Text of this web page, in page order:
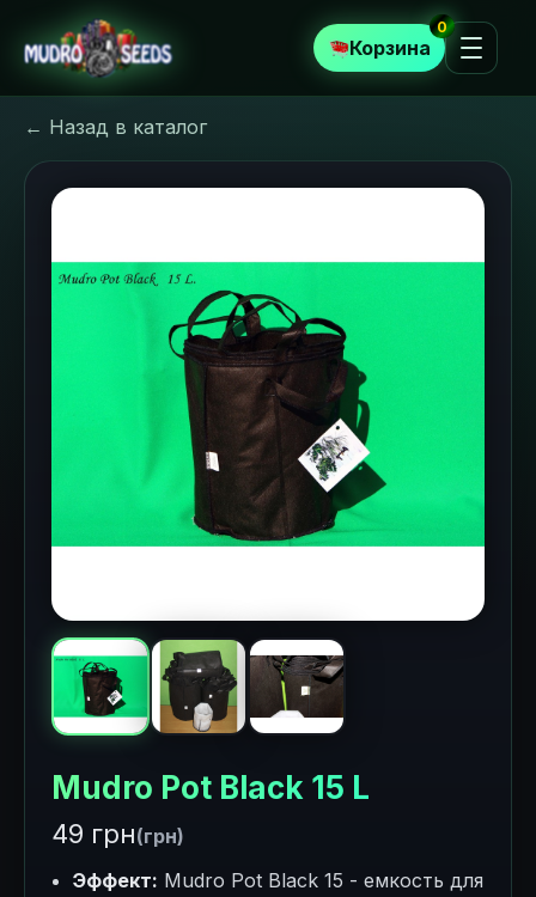
Корзина
0
← Назад в каталог
Mudro Pot Black 15 L
49 грн(грн)
Эффект: Mudro Pot Black 15 - емкость для